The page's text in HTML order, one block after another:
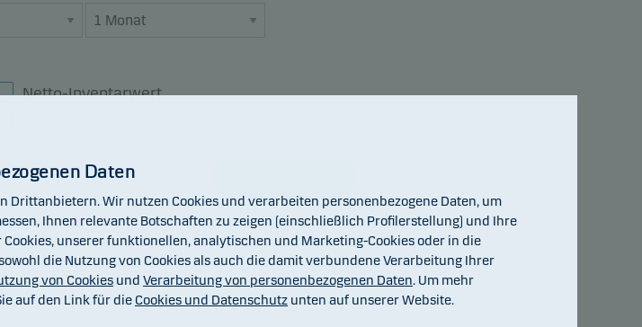
Netto-Inventarwert
Daten
Drittanbietern. Wir nutzen Cookies und verarbeiten personenbezogene Daten, um
Ihnen relevante Botschaften zu zeigen (einschließlich Profilerstellung) und Ihre
unserer funktionellen, analytischen und Marketing-Cookies oder in die
die Nutzung von Cookies als auch die damit verbundene Verarbeitung Ihrer
von Cookies und Verarbeitung von personenbezogenen Daten. Um mehr
auf den Link für die Cookies und Datenschutz unten auf unserer Website.